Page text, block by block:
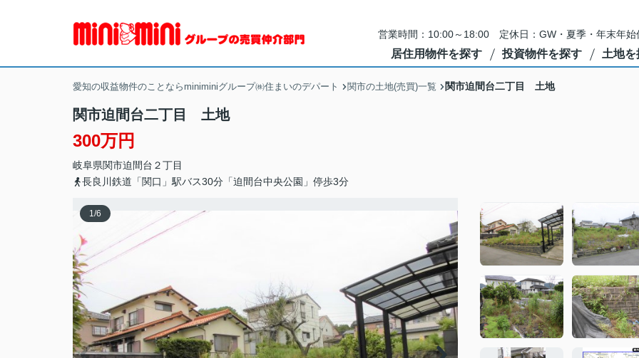
営業時間：10:00～18:00 定休日：GW・夏季・年末年始
居住用物件を探す 投資物件を探す 土地を
愛知の収益物件のことならminiminiグループ㈱住まいのデパート 関市の土地(売買)一覧 関市迫間台二丁目 土地
関市迫間台二丁目 土地
300万円
岐阜県関市迫間台 ２丁目
長良川鉄道「関口」駅バス30分「迫間台中央公園」停歩3分
1/6